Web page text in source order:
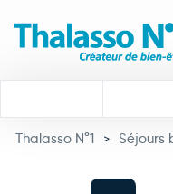
Thalasso N°1 > Séjours